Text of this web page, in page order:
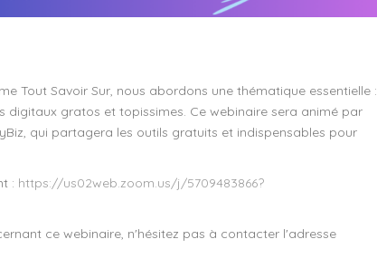
Tout Savoir Sur, nous abordons une thématique essentielle :
gratos et topissimes. Ce webinaire sera animé par
qui partagera les outils gratuits et indispensables pour
: https://us02web.zoom.us/j/5709483866?
ce webinaire, n'hésitez pas à contacter l'adresse